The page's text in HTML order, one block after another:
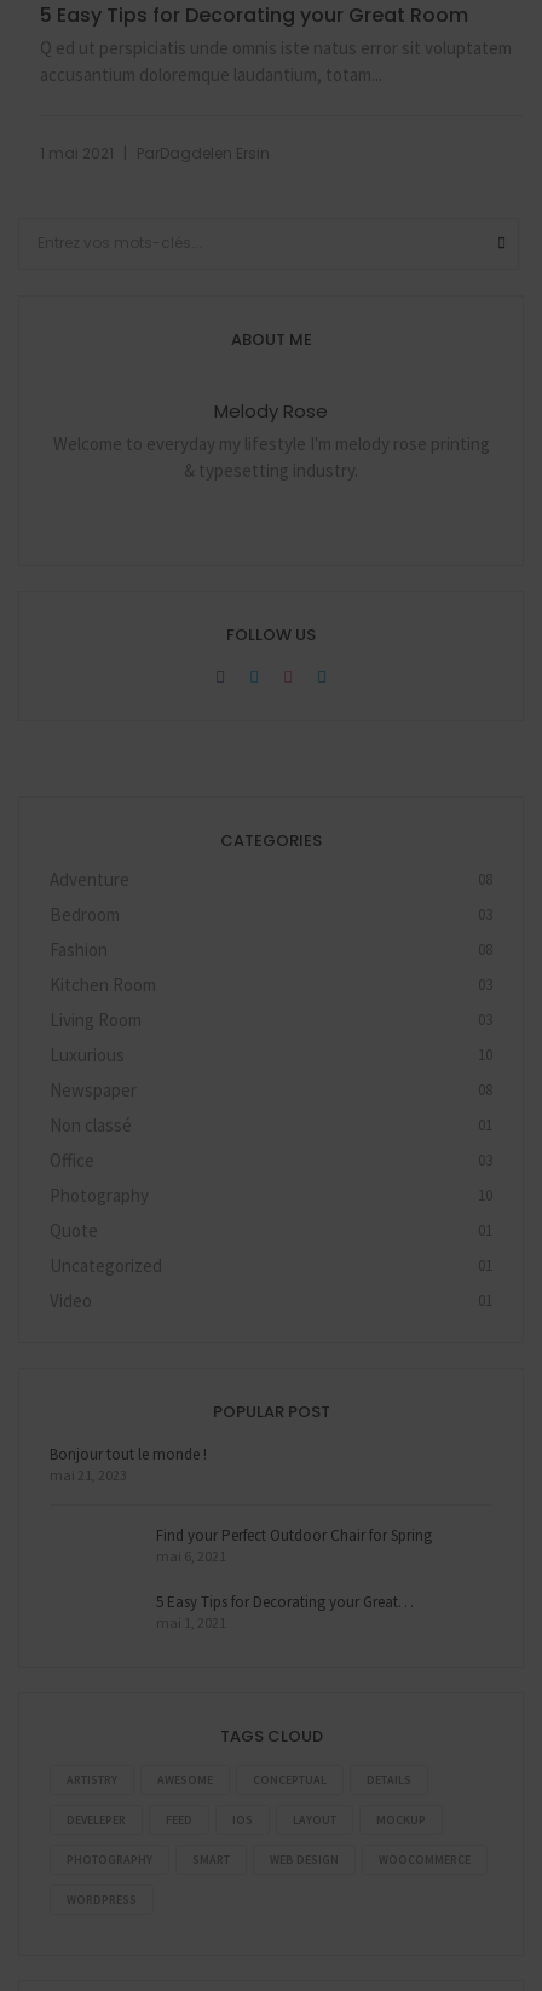
5 Easy Tips for Decorating your Great Room
Q ed ut perspiciatis unde omnis iste natus error sit voluptatem
accusantium doloremque laudantium, totam...
1 mai 2021 ParDagdelen Ersin
ABOUT ME
Melody Rose
Welcome to everyday my lifestyle I'm melody rose printing
& typesetting industry.
FOLLOW US
CATEGORIES
Adventure
08
Bedroom 03
Fashion 08
Kitchen Room 03
Living Room 03
Luxurious 10
Newspaper 08
Non classé 01
Office 03
Photography 10
Quote 01
Uncategorized 01
Video 01
POPULAR POST
Bonjour tout le monde !
mai 21, 2023
Find your Perfect Outdoor Chair for Spring
mai 6, 2021
5 Easy Tips for Decorating your Great…
mai 1, 2021
TAGS CLOUD
ARTISTRY AWESOME CONCEPTUAL DETAILS
DEVELEPER FEED IOS LAYOUT MOCKUP
PHOTOGRAPHY SMART WEB DESIGN WOOCOMMERCE
WORDPRESS